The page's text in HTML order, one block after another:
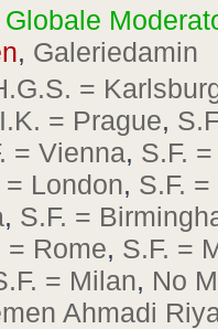
Globale
, Galeriedamin
=
= Prague,
= Vienna, S.F.
= London, S.F.
, S.F. =
= Rome, S.F. =
= Milan, No
Ahmadi